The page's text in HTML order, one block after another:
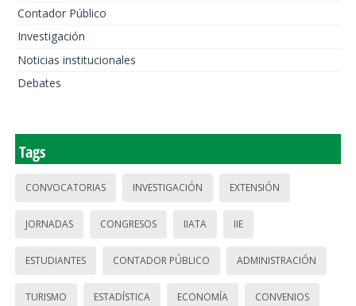
Contador Público
Investigación
Noticias institucionales
Debates
Tags
CONVOCATORIAS INVESTIGACIÓN EXTENSIÓN
JORNADAS CONGRESOS IIATA IIE
ESTUDIANTES CONTADOR PÚBLICO ADMINISTRACIÓN
TURISMO ESTADÍSTICA ECONOMÍA CONVENIOS